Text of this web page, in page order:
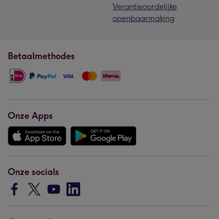
Verantwoordelijke
openbaarmaking
Betaalmethodes
Onze Apps
Onze socials